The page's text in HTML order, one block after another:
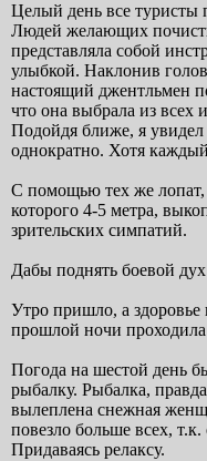
Целый день все туристы
Людей желающих
представляла собой
улыбкой. Наклонив
настоящий джентльмен
что она выбрала из всех
Подойдя ближе, я
однократно. Хотя
С помощью тех же лопат,
которого 4-5 метра,
зрительских симпатий.
Дабы поднять боевой
Утро пришло, а здоровье
прошлой ночи проходила
Погода на шестой день
рыбалку. Рыбалка,
вылеплена снежная
повезло больше всех,
Придаваясь релаксу.